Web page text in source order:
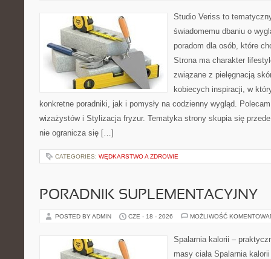
Studio Veriss to
świadomemu dbaniu o
poradom dla osób, które
Strona ma charakter
związane z pielęgnacją
kobiecych inspiracji, w
konkretne poradniki, jak i pomysły na codzienny wygląd.
wizażystów i Stylizacja fryzur. Tematyka strony skupia się
nie ogranicza się […]
CATEGORIES: WĘDKARSTWO A ZDROWIE
PORADNIK SUPLEMENTACYJNY
POSTED BY ADMIN CZE - 18 - 2026 MOŻLIWOŚĆ
Spalarnia kalorii –
masy ciała Spalarnia